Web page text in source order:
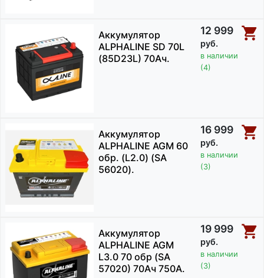
Аккумулятор
ALPHALINE SD 70L
(85D23L) 70Ач.
12 999
руб.
в наличии
(4)
Аккумулятор
ALPHALINE AGM 60
обр. (L2.0) (SA
56020).
16 999
руб.
в наличии
(3)
Аккумулятор
ALPHALINE AGM
L3.0 70 обр (SA
57020) 70Ач 750А.
19 999
руб.
в наличии
(3)